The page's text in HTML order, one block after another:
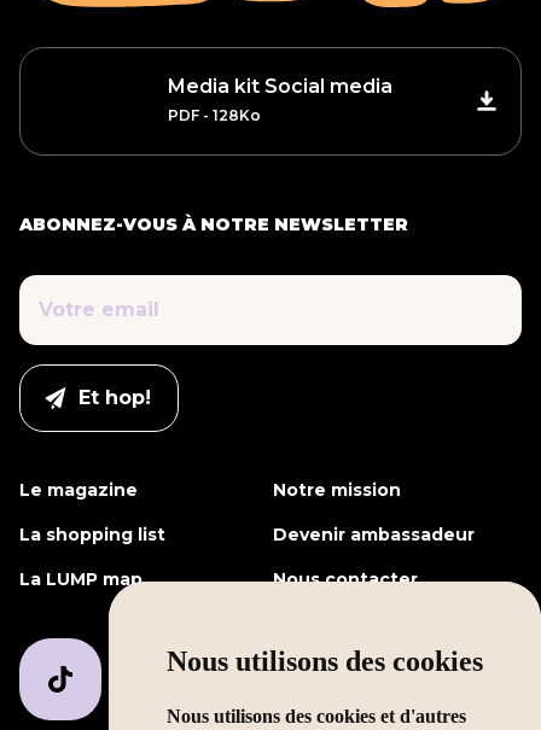
Nous utilisons des cookies
Nous utilisons des cookies et d'autres
Media kit Social media
PDF - 128Ko
ABONNEZ-VOUS À NOTRE NEWSLETTER
Le magazine Notre mission
La shopping list Devenir ambassadeur
La LUMP map Nous contacter